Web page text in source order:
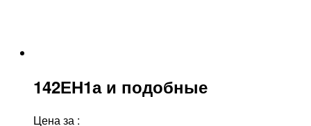
142ЕН1а и подобные
Цена за :